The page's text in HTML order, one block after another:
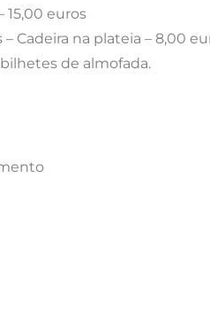
15,00 euros
Cadeira na plateia – 8,00
de almofada.